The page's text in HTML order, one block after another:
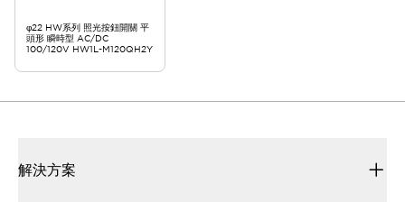
φ22 HW系列 照光按鈕開關 平
頭形 瞬時型 AC/DC
100/120V HW1L-M120QH2Y
解決方案